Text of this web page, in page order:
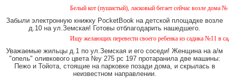
Белый кот (пушистый), ласковый бегает сейчас возле дома №
Забыли электронную книжку PocketBook на детской площадке возле
д.10 на ул.Земская! Готовы отблагодарить нашедшего.
Ищу желающих перевести своего ребенка из садика №11 в
Уважаемые жильцы д.1 по ул.Земская и его соседи! Женщина на а/м
"опель" оливкового цвета №у 275 рс 197 протаранила две машины:
Пежо и Тойота, стоящие на парковке позади дома, и скрылась в
неизвестном направлении.